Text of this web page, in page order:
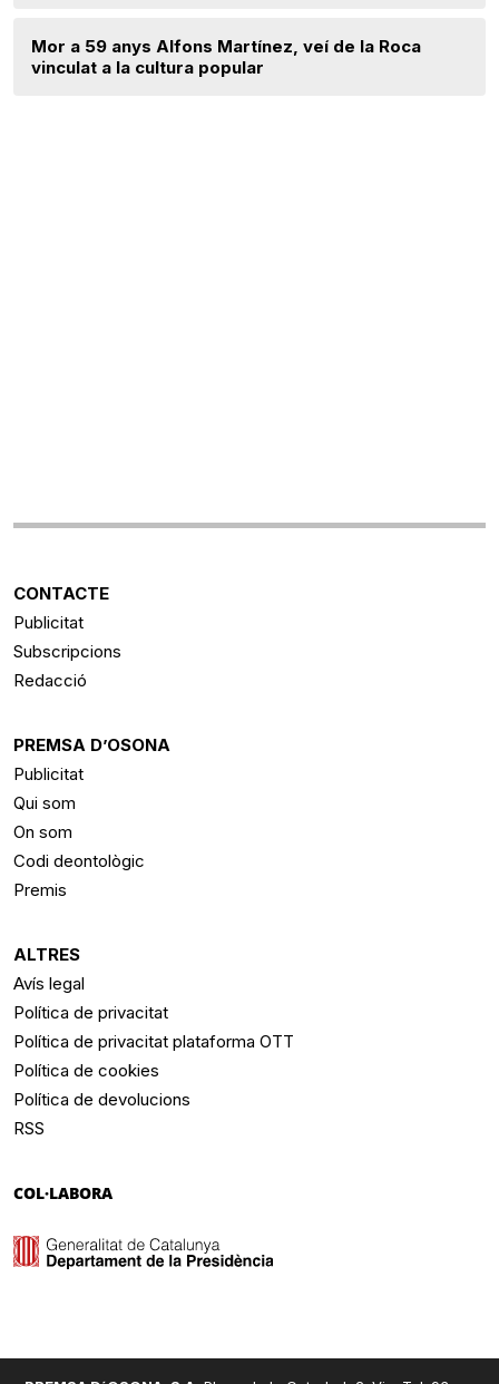
Mor a 59 anys Alfons Martínez, veí de la Roca
vinculat a la cultura popular
CONTACTE
Publicitat
Subscripcions
Redacció
PREMSA D’OSONA
Publicitat
Qui som
On som
Codi deontològic
Premis
ALTRES
Avís legal
Política de privacitat
Política de privacitat plataforma OTT
Política de cookies
Política de devolucions
RSS
COL·LABORA